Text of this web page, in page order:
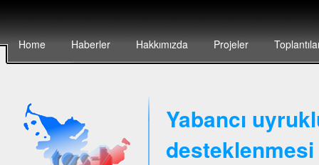
Home Haberler Hakkımızda Projeler
Yabancı